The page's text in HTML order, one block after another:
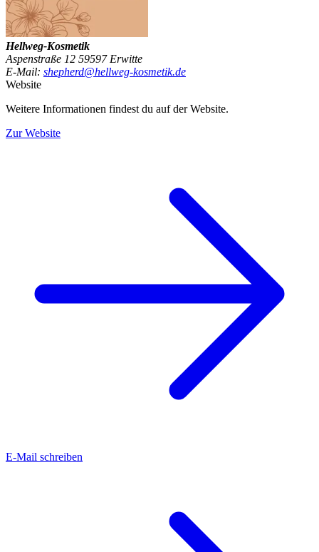
Hellweg-Kosmetik
Aspenstraße 12 59597 Erwitte
E-Mail: shepherd@hellweg-kosmetik.de
Website
Weitere Informationen findest du auf der Website.
Zur Website
E-Mail schreiben